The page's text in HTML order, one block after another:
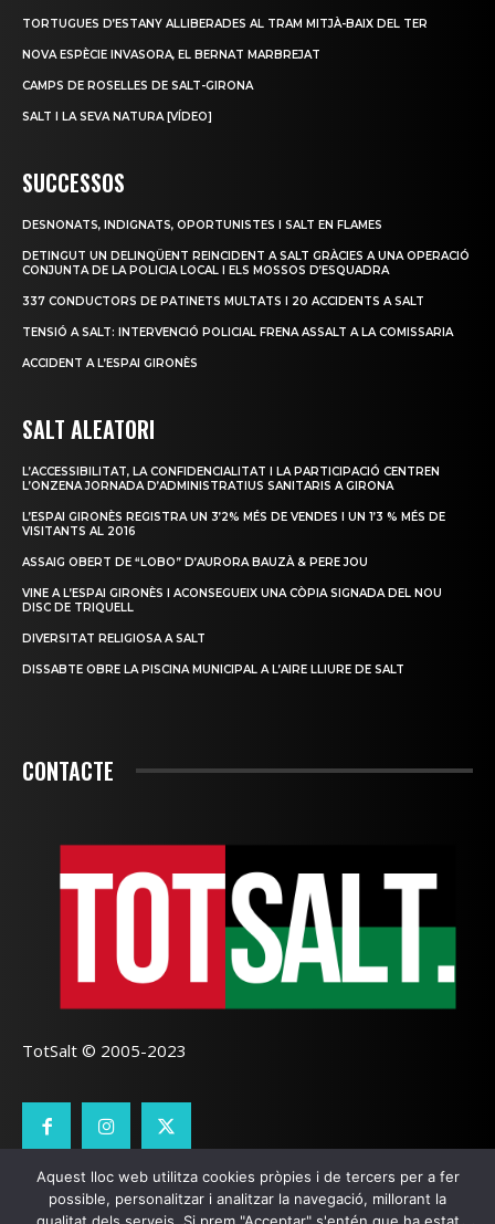
TORTUGUES D’ESTANY ALLIBERADES AL TRAM MITJÀ-BAIX DEL TER
NOVA ESPÈCIE INVASORA, EL BERNAT MARBREJAT
CAMPS DE ROSELLES DE SALT-GIRONA
SALT I LA SEVA NATURA [VÍDEO]
SUCCESSOS
DESNONATS, INDIGNATS, OPORTUNISTES I SALT EN FLAMES
DETINGUT UN DELINQÜENT REINCIDENT A SALT GRÀCIES A UNA OPERACIÓ
CONJUNTA DE LA POLICIA LOCAL I ELS MOSSOS D’ESQUADRA
337 CONDUCTORS DE PATINETS MULTATS I 20 ACCIDENTS A SALT
TENSIÓ A SALT: INTERVENCIÓ POLICIAL FRENA ASSALT A LA COMISSARIA
ACCIDENT A L’ESPAI GIRONÈS
SALT ALEATORI
L’ACCESSIBILITAT, LA CONFIDENCIALITAT I LA PARTICIPACIÓ CENTREN
L’ONZENA JORNADA D’ADMINISTRATIUS SANITARIS A GIRONA
L’ESPAI GIRONÈS REGISTRA UN 3’2% MÉS DE VENDES I UN 1’3 % MÉS DE
VISITANTS AL 2016
ASSAIG OBERT DE “LOBO” D’AURORA BAUZÀ & PERE JOU
VINE A L’ESPAI GIRONÈS I ACONSEGUEIX UNA CÒPIA SIGNADA DEL NOU
DISC DE TRIQUELL
DIVERSITAT RELIGIOSA A SALT
DISSABTE OBRE LA PISCINA MUNICIPAL A L’AIRE LLIURE DE SALT
CONTACTE
TotSalt © 2005-2023
CONTACTE TOTSALT AVÍS LEGAL GALETES
Aquest lloc web utilitza cookies pròpies i de tercers per a fer
possible, personalitzar i analitzar la navegació, millorant la